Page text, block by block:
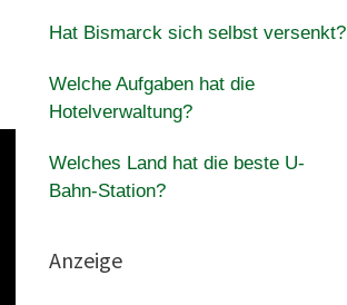
Hat Bismarck sich selbst versenkt?
Welche Aufgaben hat die
Hotelverwaltung?
Welches Land hat die beste U-
Bahn-Station?
Anzeige